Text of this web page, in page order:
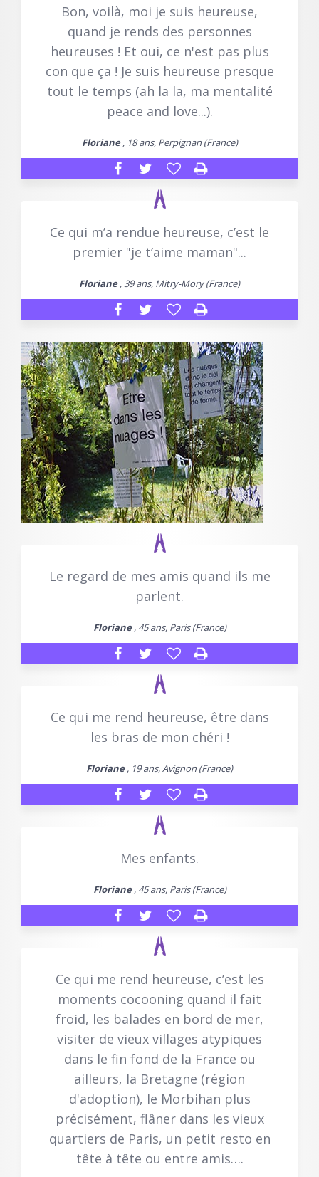
Bon, voilà, moi je suis heureuse,
quand je rends des personnes
heureuses ! Et oui, ce n'est pas plus
con que ça ! Je suis heureuse presque
tout le temps (ah la la, ma mentalité
peace and love...).
Floriane, 18 ans, Perpignan (France)
Ce qui m’a rendue heureuse, c’est le
premier "je t’aime maman"...
Floriane, 39 ans, Mitry-Mory (France)
Le regard de mes amis quand ils me
parlent.
Floriane, 45 ans, Paris (France)
Ce qui me rend heureuse, être dans
les bras de mon chéri !
Floriane, 19 ans, Avignon (France)
Mes enfants.
Floriane, 45 ans, Paris (France)
Ce qui me rend heureuse, c’est les
moments cocooning quand il fait
froid, les balades en bord de mer,
visiter de vieux villages atypiques
dans le fin fond de la France ou
ailleurs, la Bretagne (région
d'adoption), le Morbihan plus
précisément, flâner dans les vieux
quartiers de Paris, un petit resto en
tête à tête ou entre amis….